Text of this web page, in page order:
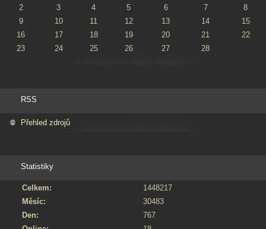
2
3 4 5 6 7
8
9
10 11 12 13 14
15
16
17 18 19 20 21
22
23
24 25 26 27 28
RSS
Přehled zdrojů
Statistiky
Celkem:
1448217
Měsíc:
30483
Den:
767